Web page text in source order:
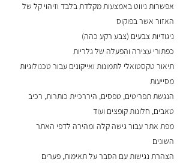
אפשרות ניווט באמצעות מקלדת בלבד וזיהוי קל של
האזור אשר בפוקוס
ניגודיות צבעים (צבע רקע כהה)
כפתורי עצירה והפעלה של גלריות
תיאור טקסטואלי לתמונות ואייקונים עבור טכנולוגיות
מסייעות
הנגשת תפריטים, טפסים, היררכיית כותרות, רכיב
טאבים, חלונות קופצים ועוד
מפת אתר עבור גישה קלה ומהירה לדפי האתר
השונים
הצהרת נגישות עם הסבר על תאימות, פערים